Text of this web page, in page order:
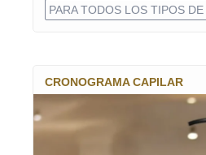
PARA TODOS LOS TIPOS
CRONOGRAMA CAPILAR